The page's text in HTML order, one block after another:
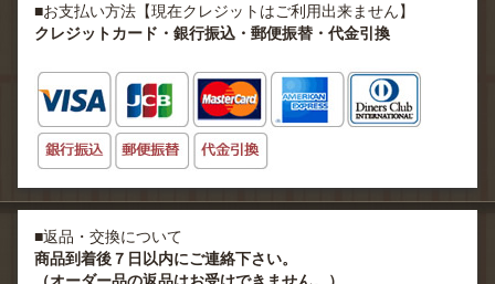
■お支払い方法【現在クレジットはご利用出来ません】
クレジットカード・銀行振込・郵便振替・代金引換
■返品・交換について
商品到着後７日以内にご連絡下さい。